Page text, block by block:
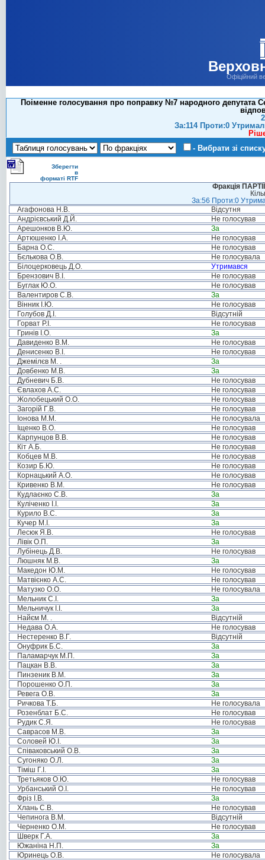
Офіційний
Поіменне голосування про поправку №7 народного депутата
За:114 Проти:0
- Вибрати зі
Зберегти
в
форматі RTF
Фракція
За:56 Проти:0
Агафонова Н.В.
Відсутня
Андрієвський Д.Й.
Не голосував
Арешонков В.Ю.
За
Артюшенко І.А.
Не голосував
Барна О.С.
Не голосував
Бєлькова О.В.
Не голосувала
Білоцерковець Д.О.
Утримався
Брензович В.І.
Не голосував
Буглак Ю.О.
Не голосував
Валентиров С.В.
За
Вінник І.Ю.
Не голосував
Голубов Д.І.
Відсутній
Горват Р.І.
Не голосував
Гринів І.О.
За
Давиденко В.М.
Не голосував
Денисенко В.І.
Не голосував
Джемілєв М. .
За
Довбенко М.В.
За
Дубневич Б.В.
Не голосував
Євлахов А.С.
Не голосував
Жолобецький О.О.
Не голосував
Загорій Г.В.
Не голосував
Іонова М.М.
Не голосувала
Іщенко В.О.
Не голосував
Карпунцов В.В.
Не голосував
Кіт А.Б.
Не голосував
Кобцев М.В.
Не голосував
Козир Б.Ю.
Не голосував
Корнацький А.О.
Не голосував
Кривенко В.М.
Не голосував
Кудлаєнко С.В.
За
Куліченко І.І.
За
Курило В.С.
За
Кучер М.І.
За
Лесюк Я.В.
Не голосував
Лівік О.П.
За
Лубінець Д.В.
Не голосував
Люшняк М.В.
За
Македон Ю.М.
Не голосував
Матвієнко А.С.
Не голосував
Матузко О.О.
Не голосувала
Мельник С.І.
За
Мельничук І.І.
За
Найєм М. .
Відсутній
Недава О.А.
Не голосував
Нестеренко В.Г.
Відсутній
Онуфрик Б.С.
За
Паламарчук М.П.
За
Пацкан В.В.
За
Пинзеник В.М.
За
Порошенко О.П.
За
Ревега О.В.
За
Ричкова Т.Б.
Не голосувала
Розенблат Б.С.
Не голосував
Рудик С.Я.
Не голосував
Саврасов М.В.
За
Соловей Ю.І.
За
Співаковський О.В.
За
Сугоняко О.Л.
За
Тіміш Г.І.
За
Третьяков О.Ю.
Не голосував
Урбанський О.І.
Не голосував
Фріз І.В.
За
Хлань С.В.
Не голосував
Чепинога В.М.
Відсутній
Черненко О.М.
Не голосував
Шверк Г.А.
За
Южаніна Н.П.
За
Юринець О.В.
Не голосувала